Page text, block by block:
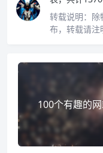
转载说明： 除
布，转载请注
100个有趣的